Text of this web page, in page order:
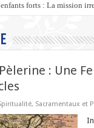
enfants forts : La mission
: Une
, Sacramentaux et